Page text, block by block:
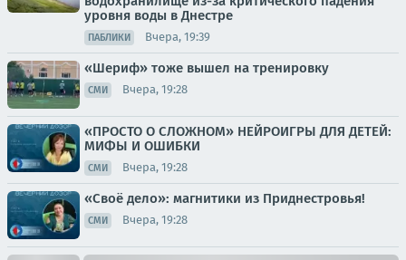
уровня воды в Днестре
ПАБЛИКИ Вчера, 19:39
«Шериф» тоже вышел на тренировку
СМИ Вчера, 19:28
«ПРОСТО О СЛОЖНОМ» НЕЙРОИГРЫ ДЛЯ ДЕТЕЙ:
МИФЫ И ОШИБКИ
СМИ Вчера, 19:28
«Своё дело»: магнитики из Приднестровья!
СМИ Вчера, 19:28